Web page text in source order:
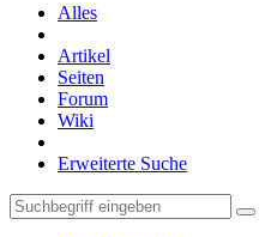
Alles
Artikel
Seiten
Forum
Wiki
Erweiterte Suche